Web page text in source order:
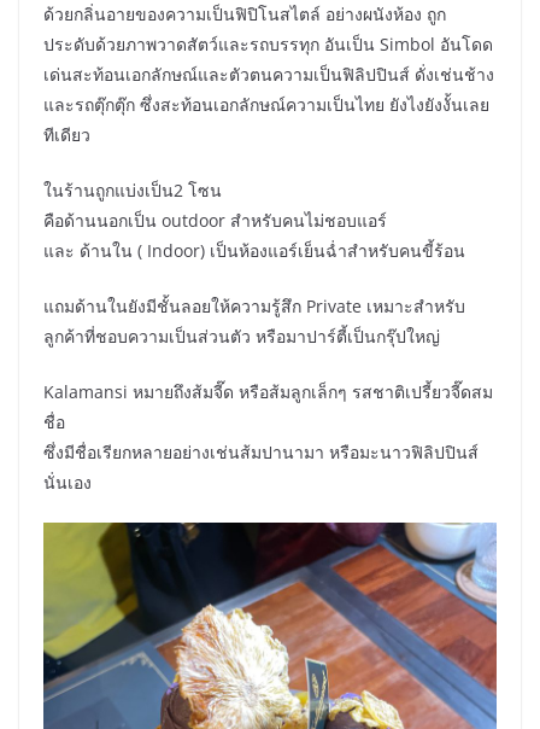
ด้วยกลิ่นอายของความเป็นฟิปิโนสไตล์ อย่างผนังห้อง ถูก
ประดับด้วยภาพวาดสัตว์และรถบรรทุก อันเป็น Simbol อันโดด
เด่นสะท้อนเอกลักษณ์และตัวตนความเป็นฟิลิปปินส์ ดั่งเช่นช้าง
และรถตุ๊กตุ๊ก ซึ่งสะท้อนเอกลักษณ์ความเป็นไทย ยังไงยังงั้นเลย
ทีเดียว
ในร้านถูกแบ่งเป็น2 โซน
คือด้านนอกเป็น outdoor สำหรับคนไม่ชอบแอร์
และ ด้านใน ( Indoor) เป็นห้องแอร์เย็นฉ่ำสำหรับคนขี้ร้อน
แถมด้านในยังมีชั้นลอยให้ความรู้สึก Private เหมาะสำหรับ
ลูกค้าที่ชอบความเป็นส่วนตัว หรือมาปาร์ตี้เป็นกรุ๊ปใหญ่
Kalamansi หมายถึงส้มจี๊ด หรือส้มลูกเล็กๆ รสชาติเปรี้ยวจี๊ดสม
ชื่อ
ซึ่งมีชื่อเรียกหลายอย่างเช่นส้มปานามา หรือมะนาวฟิลิปปินส์
นั่นเอง